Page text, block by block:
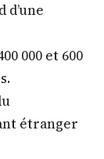
d’une
000 et 600
étranger